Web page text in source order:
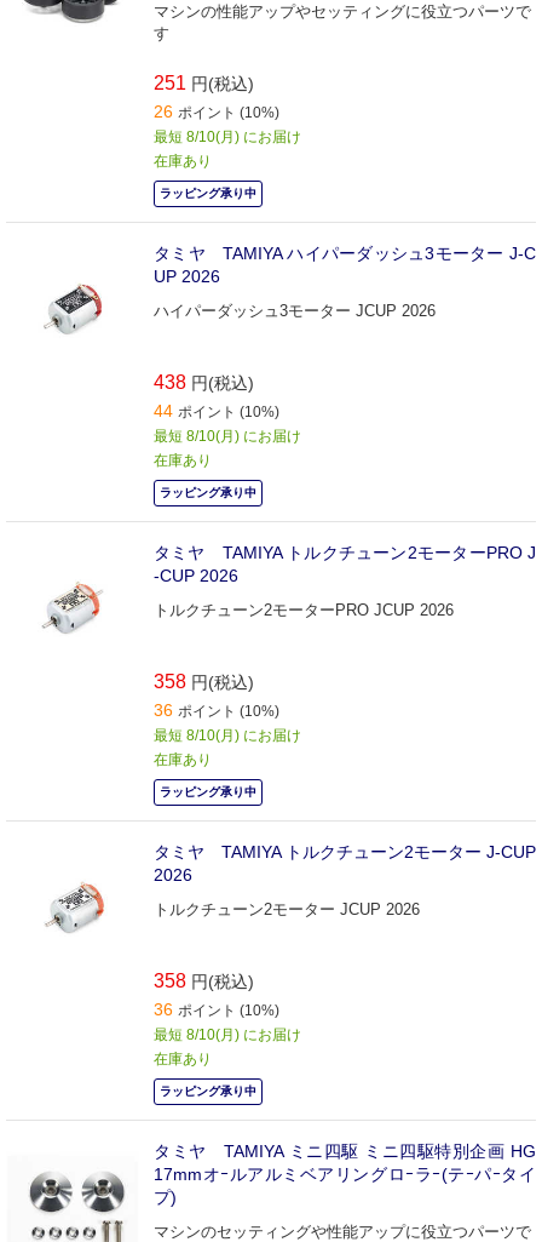
マシンの性能アップやセッティングに役立つパーツで
す
251 円(税込)
26 ポイント (10%)
最短 8/10(月) にお届け
在庫あり
ラッピング承り中
タミヤ TAMIYA ハイパーダッシュ3モーター J-C
UP 2026
ハイパーダッシュ3モーター JCUP 2026
438 円(税込)
44 ポイント (10%)
最短 8/10(月) にお届け
在庫あり
ラッピング承り中
タミヤ TAMIYA トルクチューン2モーターPRO J
-CUP 2026
トルクチューン2モーターPRO JCUP 2026
358 円(税込)
36 ポイント (10%)
最短 8/10(月) にお届け
在庫あり
ラッピング承り中
タミヤ TAMIYA トルクチューン2モーター J-CUP
2026
トルクチューン2モーター JCUP 2026
358 円(税込)
36 ポイント (10%)
最短 8/10(月) にお届け
在庫あり
ラッピング承り中
タミヤ TAMIYA ミニ四駆 ミニ四駆特別企画 HG
17mmオｰルアルミベアリングロｰラｰ(テｰパｰタイ
プ)
マシンのセッティングや性能アップに役立つパーツで